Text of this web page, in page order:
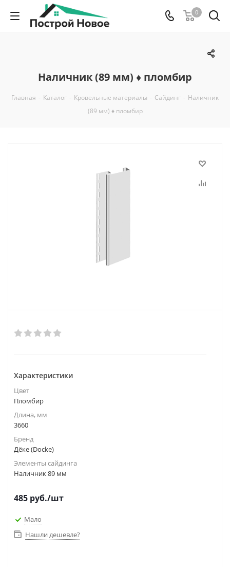
0
Наличник (89 мм) ♦ пломбир
Главная - Каталог - Кровельные материалы - Сайдинг - Наличник
(89 мм) ♦ пломбир
Характеристики
Цвет
Пломбир
Длина, мм
3660
Бренд
Дёке (Docke)
Элементы сайдинга
Наличник 89 мм
485 руб./шт
Мало
Нашли дешевле?